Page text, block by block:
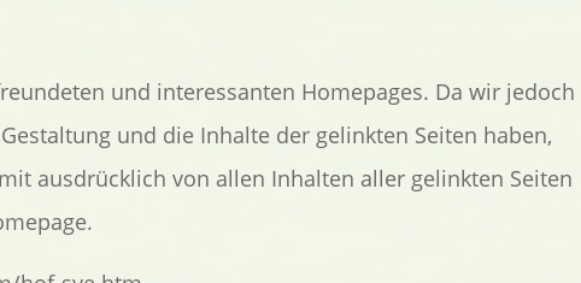
und interessanten Homepages. Da wir jedoch
und die Inhalte der gelinkten Seiten haben,
ausdrücklich von allen Inhalten aller gelinkten Seiten